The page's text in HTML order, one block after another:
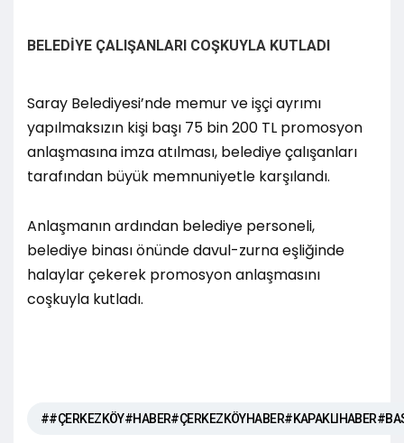
BELEDİYE ÇALIŞANLARI COŞKUYLA KUTLADI
Saray Belediyesi’nde memur ve işçi ayrımı
yapılmaksızın kişi başı 75 bin 200 TL promosyon
anlaşmasına imza atılması, belediye çalışanları
tarafından büyük memnuniyetle karşılandı.
Anlaşmanın ardından belediye personeli,
belediye binası önünde davul-zurna eşliğinde
halaylar çekerek promosyon anlaşmasını
coşkuyla kutladı.